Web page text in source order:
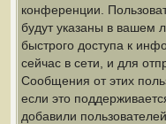
конференции.
будут указаны в вашем
быстрого доступа к
сейчас в сети, и для
Сообщения от этих
если это
добавили